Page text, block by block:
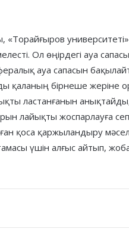
Ол өңірдегі ауа
ауа сапасын
қаланың бірнеше жеріне
ластанғанын анықтайды,
лайықты жоспарлауға
қоса қаржыландыру
үшін алғыс айтып,